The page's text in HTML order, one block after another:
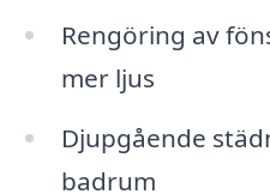
Rengöring av
mer ljus
Djupgående
badrum